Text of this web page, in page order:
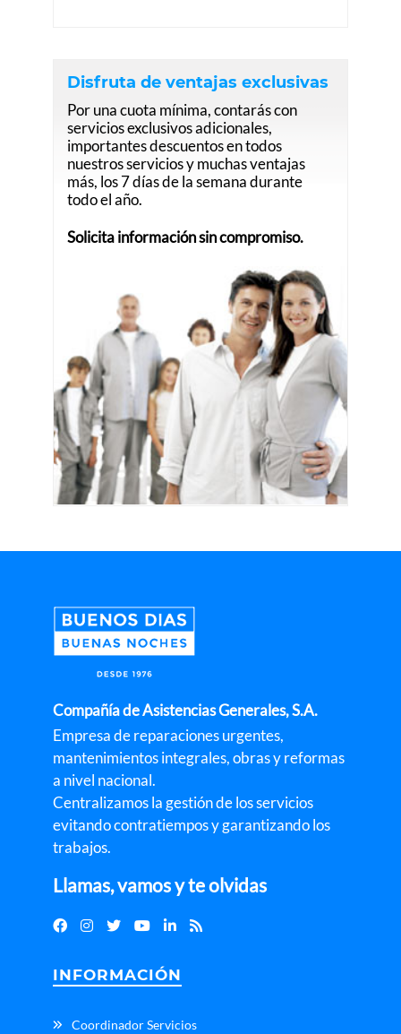
Disfruta de ventajas exclusivas
Por una cuota mínima, contarás con
servicios exclusivos adicionales,
importantes descuentos en todos
nuestros servicios y muchas ventajas
más, los 7 días de la semana durante
todo el año.
Solicita información sin compromiso.
Compañía de Asistencias Generales, S.A.
Empresa de reparaciones urgentes,
mantenimientos integrales, obras y reformas
a nivel nacional.
Centralizamos la gestión de los servicios
evitando contratiempos y garantizando los
trabajos.
Llamas, vamos y te olvidas
INFORMACIÓN
Coordinador Servicios